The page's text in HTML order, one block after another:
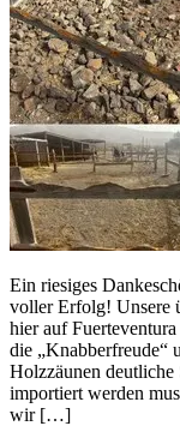
Ein riesiges
voller Erfolg!​ Unsere
hier auf
die „Knabberfreude“
Holzzäunen deutliche
importiert werden
wir […]